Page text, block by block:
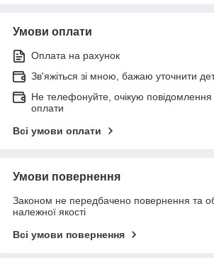
Умови оплати
Оплата на рахунок
Зв'яжіться зі мною, бажаю уточнити
Не телефонуйте, очікую повідомлення
оплати
Всі умови оплати
Умови повернення
Законом не передбачено повернення та
належної якості
Всі умови повернення